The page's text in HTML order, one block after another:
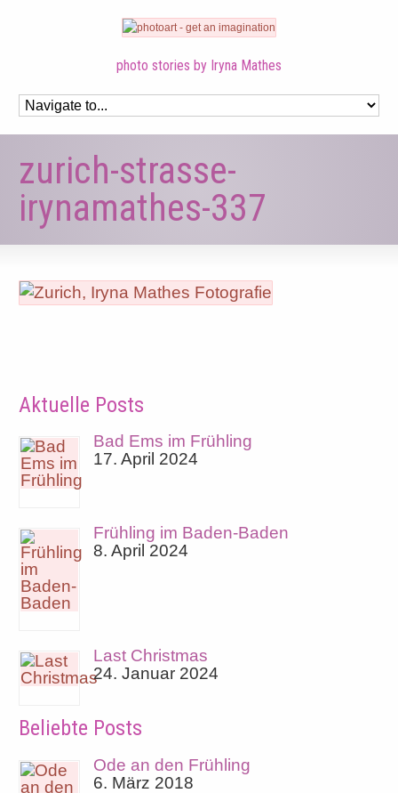
photo stories by Iryna Mathes
zurich-strasse-
irynamathes-337
Aktuelle Posts
Bad Ems im Frühling
17. April 2024
Frühling im Baden-Baden
8. April 2024
Last Christmas
24. Januar 2024
Beliebte Posts
Ode an den Frühling
6. März 2018